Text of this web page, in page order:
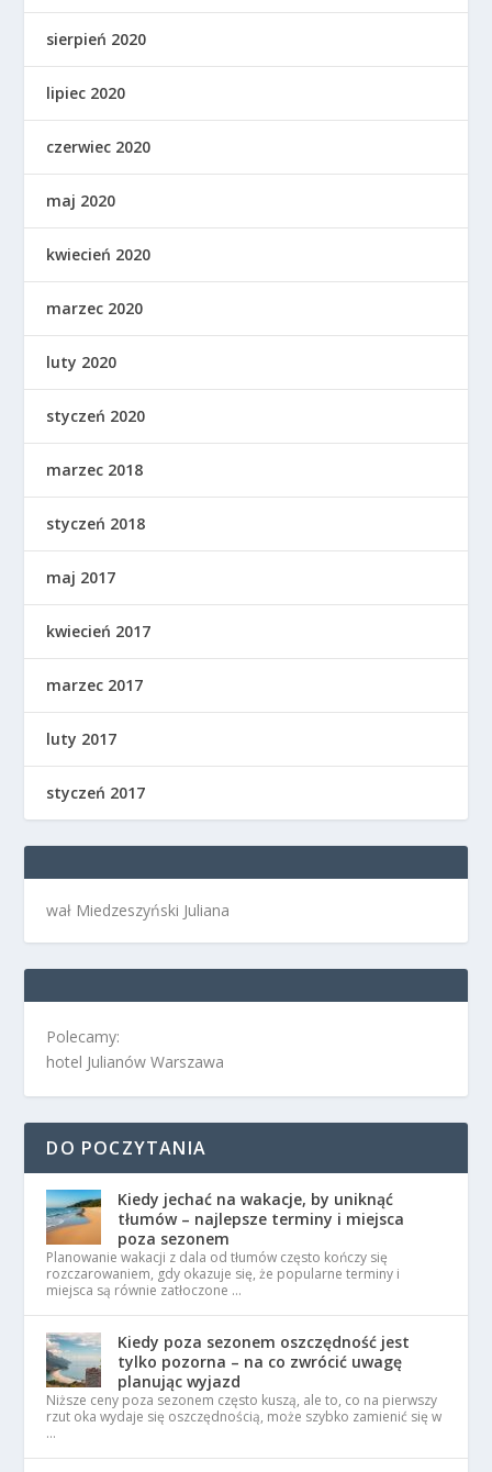
sierpień 2020
lipiec 2020
czerwiec 2020
maj 2020
kwiecień 2020
marzec 2020
luty 2020
styczeń 2020
marzec 2018
styczeń 2018
maj 2017
kwiecień 2017
marzec 2017
luty 2017
styczeń 2017
wał Miedzeszyński Juliana
Polecamy:
hotel Julianów Warszawa
DO POCZYTANIA
Kiedy jechać na wakacje, by uniknąć
tłumów – najlepsze terminy i miejsca
poza sezonem
Planowanie wakacji z dala od tłumów często kończy się
rozczarowaniem, gdy okazuje się, że popularne terminy i
miejsca są równie zatłoczone …
Kiedy poza sezonem oszczędność jest
tylko pozorna – na co zwrócić uwagę
planując wyjazd
Niższe ceny poza sezonem często kuszą, ale to, co na pierwszy
rzut oka wydaje się oszczędnością, może szybko zamienić się w
…